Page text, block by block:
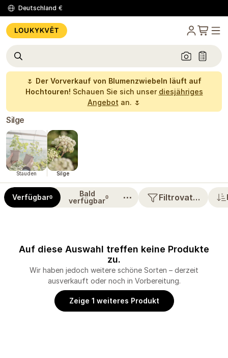
Deutschland €
🌷 Der Vorverkauf von Blumenzwiebeln läuft auf
Hochtouren! Schauen Sie sich unser diesjähriges
Angebot an. 🌷
Silge
Stauden Silge
Verfügbar0
Bald
verfügbar0 ⋯ Filtrovat…
Auf diese Auswahl treffen keine Produkte
zu.
Wir haben jedoch weitere schöne Sorten – derzeit
ausverkauft oder noch in Vorbereitung.
Zeige 1 weiteres Produkt